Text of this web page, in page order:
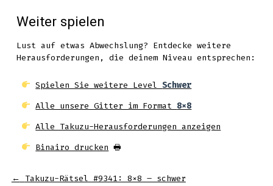
Weiter spielen
Lust auf etwas Abwechslung? Entdecke weitere
Herausforderungen, die deinem Niveau entsprechen:
Spielen Sie weitere LevelSchwer
Alle unsere Gitter im Format 8x8
Alle Takuzu-Herausforderungen anzeigen
Binairo drucken 🖶
← Takuzu-Rätsel #9341: 8×8 – schwer